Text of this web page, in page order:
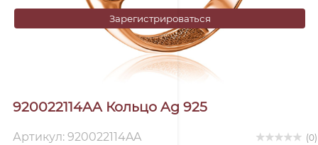
920022114AA Кольцо Ag 925
Артикул: 920022114AA (0)
Зарегистрироваться